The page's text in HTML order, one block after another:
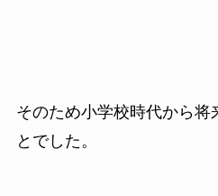
そのため小学校時代から将
とでした。